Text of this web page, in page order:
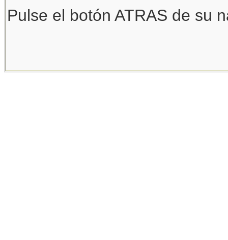
Pulse el botón ATRAS de su